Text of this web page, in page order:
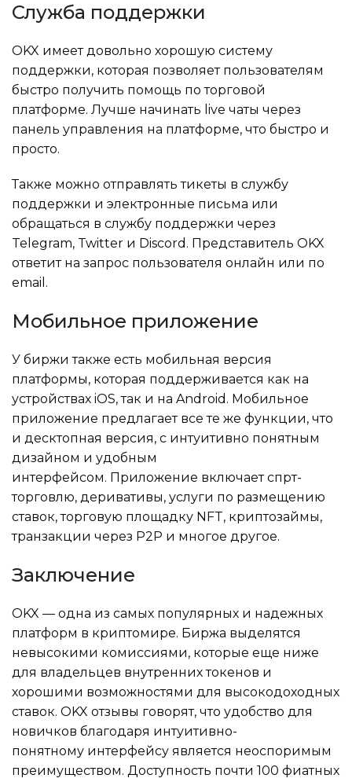
Служба поддержки
OKX имеет довольно хорошую систему
поддержки, которая позволяет пользователям
быстро получить помощь по торговой
платформе. Лучше начинать live чаты через
панель управления на платформе, что быстро и
просто.
Также можно отправлять тикеты в службу
поддержки и электронные письма или
обращаться в службу поддержки через
Telegram, Twitter и Discord. Представитель OKX
ответит на запрос пользователя онлайн или по
email.
Мобильное приложение
У биржи также есть мобильная версия
платформы, которая поддерживается как на
устройствах iOS, так и на Android. Мобильное
приложение предлагает все те же функции, что
и десктопная версия, с интуитивно понятным
дизайном и удобным
интерфейсом. Приложение включает спрт-
торговлю, деривативы, услуги по размещению
ставок, торговую площадку NFT, криптозаймы,
транзакции через P2P и многое другое.
Заключение
OKX — одна из самых популярных и надежных
платформ в криптомире. Биржа выделятся
невысокими комиссиями, которые еще ниже
для владельцев внутренних токенов и
хорошими возможностями для высокодоходных
ставок. OKX отзывы говорят, что удобство для
новичков благодаря интуитивно-
понятному интерфейсу является неоспоримым
преимуществом. Доступность почти 100 фиатных